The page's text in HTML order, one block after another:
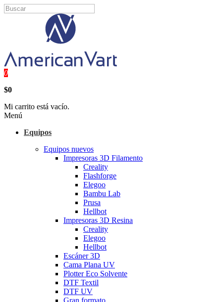
0
$0
Mi carrito está vacío.
Menú
Equipos
Equipos nuevos
Impresoras 3D Filamento
Creality
Flashforge
Elegoo
Bambu Lab
Prusa
Hellbot
Impresoras 3D Resina
Creality
Elegoo
Hellbot
Escáner 3D
Cama Plana UV
Plotter Eco Solvente
DTF Textil
DTF UV
Gran formato